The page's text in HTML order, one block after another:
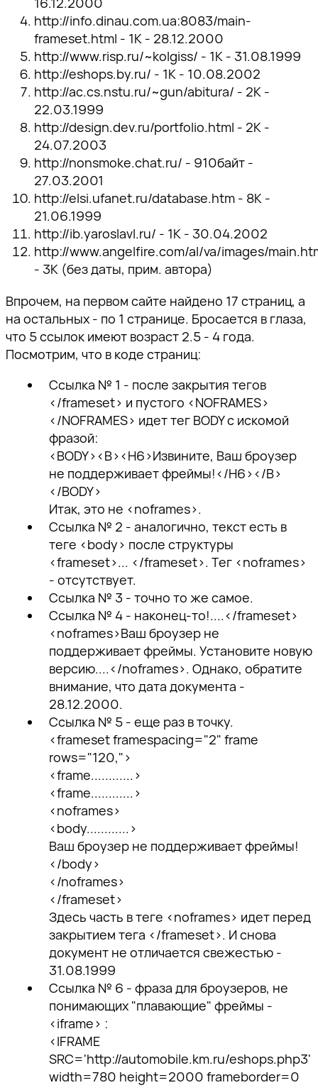
http://info.dinau.com.ua:8083/main-
frameset.html - 1К - 28.12.2000
http://www.risp.ru/~kolgiss/ - 1К - 31.08.1999
http://eshops.by.ru/ - 1К - 10.08.2002
http://ac.cs.nstu.ru/~gun/abitura/ - 2К -
22.03.1999
http://design.dev.ru/portfolio.html - 2К -
24.07.2003
http://nonsmoke.chat.ru/ - 910байт -
27.03.2001
http://elsi.ufanet.ru/database.htm - 8К -
21.06.1999
http://ib.yaroslavl.ru/ - 1К - 30.04.2002
http://www.angelfire.com/al/va/images/
- 3К (без даты, прим. автора)
Впрочем, на первом сайте найдено 17 страниц, а
на остальных - по 1 странице. Бросается в глаза,
что 5 ссылок имеют возраст 2.5 - 4 года.
Посмотрим, что в коде страниц:
Ссылка № 1 - после закрытия тегов
</frameset> и пустого <NOFRAMES>
</NOFRAMES> идет тег BODY с искомой
фразой:
<BODY><B><H6>Извините, Ваш броузер
не поддерживает фреймы!</H6></B>
</BODY>
Итак, это не <noframes>.
Ссылка № 2 - аналогично, текст есть в
теге <body> после структуры
<frameset>... </frameset>. Тег <noframes>
- отсутствует.
Ссылка № 3 - точно то же самое.
Ссылка № 4 - наконец-то!....</frameset>
<noframes>Ваш броузер не
поддерживает фреймы. Установите новую
версию....</noframes>. Однако, обратите
внимание, что дата документа -
28.12.2000.
Ссылка № 5 - еще раз в точку.
<frameset framespacing="2" frame
rows="120,">
<frame............>
<frame............>
<noframes>
<body............>
Ваш броузер не поддерживает фреймы!
</body>
</noframes>
</frameset>
Здесь часть в теге <noframes> идет перед
закрытием тега </frameset>. И снова
документ не отличается свежестью -
31.08.1999
Ссылка № 6 - фраза для броузеров, не
понимающих "плавающие" фреймы -
<iframe> :
<IFRAME
SRC='http://automobile.km.ru/eshops.php3'
width=780 height=2000 frameborder=0